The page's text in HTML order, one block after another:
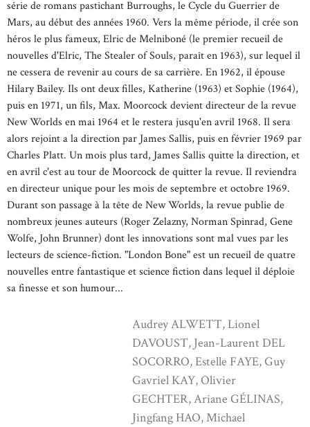
série de romans pastichant Burroughs, le Cycle du Guerrier de
Mars, au début des années 1960. Vers la même période, il crée son
héros le plus fameux, Elric de Melniboné (le premier recueil de
nouvelles d'Elric, The Stealer of Souls, paraît en 1963), sur lequel il
ne cessera de revenir au cours de sa carrière. En 1962, il épouse
Hilary Bailey. Ils ont deux filles, Katherine (1963) et Sophie (1964),
puis en 1971, un fils, Max. Moorcock devient directeur de la revue
New Worlds en mai 1964 et le restera jusqu'en avril 1968. Il sera
alors rejoint a la direction par James Sallis, puis en février 1969 par
Charles Platt. Un mois plus tard, James Sallis quitte la direction, et
en avril c'est au tour de Moorcock de quitter la revue. Il reviendra
en directeur unique pour les mois de septembre et octobre 1969.
Durant son passage à la tête de New Worlds, la revue publie de
nombreux jeunes auteurs (Roger Zelazny, Norman Spinrad, Gene
Wolfe, John Brunner) dont les innovations sont mal vues par les
lecteurs de science-fiction. "London Bone" est un recueil de quatre
nouvelles entre fantastique et science fiction dans lequel il déploie
sa finesse et son humour...
Audrey ALWETT, Lionel
DAVOUST, Jean-Laurent DEL
SOCORRO, Estelle FAYE, Guy
Gavriel KAY, Olivier
GECHTER, Ariane GÉLINAS,
Jingfang HAO, Michael